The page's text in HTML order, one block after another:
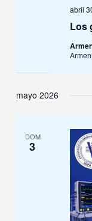
Los
abril
mayo 2026
DOM
3